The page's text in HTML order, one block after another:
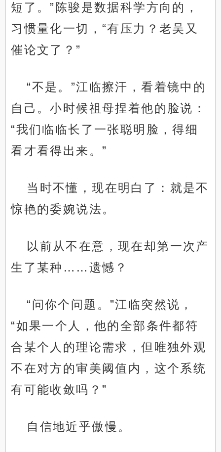
短了。”陈骏是数据科学方向的，
习惯量化一切，“有压力？老吴又
催论文了？”
“不是。”江临擦汗，看着镜中的
自己。小时候祖母捏着他的脸说：
“我们临临长了一张聪明脸，得细
看才看得出来。”
当时不懂，现在明白了：就是不
惊艳的委婉说法。
以前从不在意，现在却第一次产
生了某种……遗憾？
“问你个问题。”江临突然说，
“如果一个人，他的全部条件都符
合某个人的理论需求，但唯独外观
不在对方的审美阈值内，这个系统
有可能收敛吗？”
自信地近乎傲慢。